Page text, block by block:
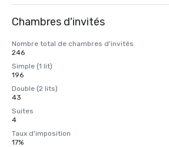
Chambres d'invités
Nombre total de chambres d'invités
246
Simple (1 lit)
196
Double (2 lits)
43
Suites
4
Taux d'imposition
17%